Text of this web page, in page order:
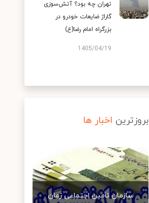
تهران چه بود؟ آتش‌سوزی
گاراژ ضایعات خودرو در
بزرگراه امام رضا(ع)
1405/04/19
بروزترین اخبار ها
سازمان تأمین اجتماعی زمان